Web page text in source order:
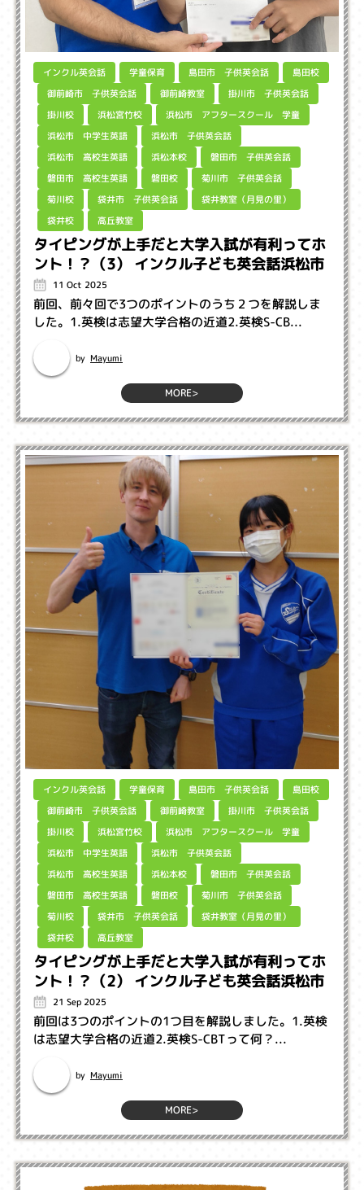
インクル英会話 学童保育 島田市 子供英会話 島田校
御前崎市 子供英会話 御前崎教室 掛川市 子供英会話
掛川校 浜松宮竹校 浜松市 アフタースクール 学童
浜松市 中学生英語
浜松市 子供英会話
浜松市 高校生英語
浜松本校
磐田市 子供英会話
磐田市 高校生英語
磐田校 菊川市 子供英会話
菊川校 袋井市 子供英会話 袋井教室（月見の里）
袋井校 高丘教室
タイピングが上手だと大学入試が有利ってホ
ント！？（3） インクル子ども英会話浜松市
11 Oct 2025
前回、前々回で3つのポイントのうち２つを解説しま
した。1.英検は志望大学合格の近道2.英検S-CB...
by Mayumi
MORE>
インクル英会話 学童保育 島田市 子供英会話 島田校
御前崎市 子供英会話 御前崎教室 掛川市 子供英会話
掛川校 浜松宮竹校 浜松市 アフタースクール 学童
浜松市 中学生英語
浜松市 子供英会話
浜松市 高校生英語
浜松本校
磐田市 子供英会話
磐田市 高校生英語
磐田校 菊川市 子供英会話
菊川校 袋井市 子供英会話 袋井教室（月見の里）
袋井校 高丘教室
タイピングが上手だと大学入試が有利ってホ
ント！？（2） インクル子ども英会話浜松市
21 Sep 2025
前回は3つのポイントの1つ目を解説しました。1.英検
は志望大学合格の近道2.英検S-CBTって何？...
by Mayumi
MORE>